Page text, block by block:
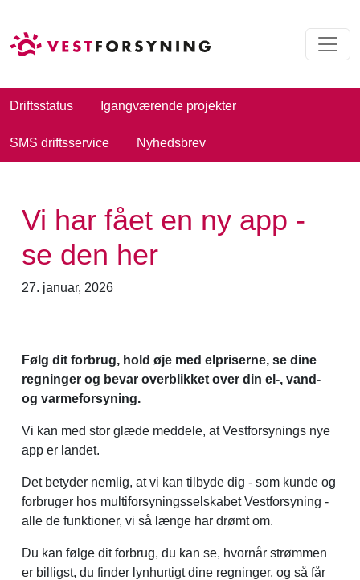
Driftsstatus Igangværende projekter
SMS driftsservice Nyhedsbrev
Vi har fået en ny app -
se den her
27. januar, 2026
Følg dit forbrug, hold øje med elpriserne, se dine
regninger og bevar overblikket over din el-, vand-
og varmeforsyning.
Vi kan med stor glæde meddele, at Vestforsynings nye
app er landet.
Det betyder nemlig, at vi kan tilbyde dig - som kunde og
forbruger hos multiforsyningsselskabet Vestforsyning -
alle de funktioner, vi så længe har drømt om.
Du kan følge dit forbrug, du kan se, hvornår strømmen
er billigst, du finder lynhurtigt dine regninger, og så får